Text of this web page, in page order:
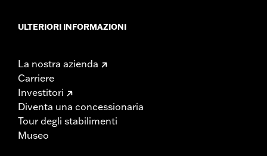
ULTERIORI INFORMAZIONI
La nostra azienda
Carriere
Investitori
Diventa una concessionaria
Tour degli stabilimenti
Museo